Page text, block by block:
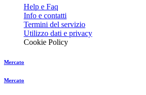
Help e Faq
Info e contatti
Termini del servizio
Utilizzo dati e privacy
Cookie Policy
Mercato
Mercato